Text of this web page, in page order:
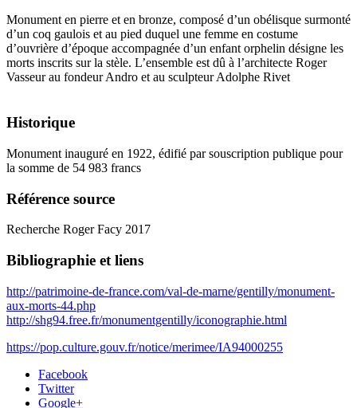
Monument en pierre et en bronze, composé d’un obélisque surmonté
d’un coq gaulois et au pied duquel une femme en costume
d’ouvrière d’époque accompagnée d’un enfant orphelin désigne les
morts inscrits sur la stèle. L’ensemble est dû à l’architecte Roger
Vasseur au fondeur Andro et au sculpteur Adolphe Rivet
Historique
Monument inauguré en 1922, édifié par souscription publique pour
la somme de 54 983 francs
Référence source
Recherche Roger Facy 2017
Bibliographie et liens
http://patrimoine-de-france.com/val-de-marne/gentilly/monument-
aux-morts-44.php
http://shg94.free.fr/monumentgentilly/iconographie.html
https://pop.culture.gouv.fr/notice/merimee/IA94000255
Facebook
Twitter
Google+